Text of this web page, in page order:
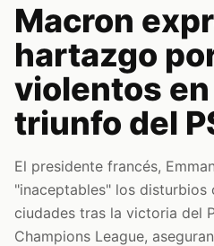
Macron
hartazgo
violentos
triunfo del
El presidente francés,
"inaceptables" los
ciudades tras la victoria del
Champions League,